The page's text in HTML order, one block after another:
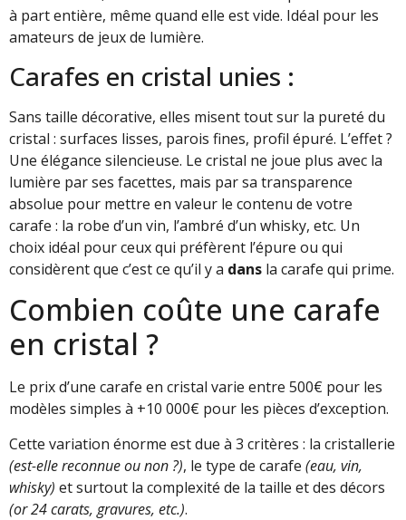
à part entière, même quand elle est vide. Idéal pour les
amateurs de jeux de lumière.
Carafes en cristal unies :
Sans taille décorative, elles misent tout sur la pureté du
cristal : surfaces lisses, parois fines, profil épuré. L’effet ?
Une élégance silencieuse. Le cristal ne joue plus avec la
lumière par ses facettes, mais par sa transparence
absolue pour mettre en valeur le contenu de votre
carafe : la robe d’un vin, l’ambré d’un whisky, etc. Un
choix idéal pour ceux qui préfèrent l’épure ou qui
considèrent que c’est ce qu’il y a dans la carafe qui prime.
Combien coûte une carafe
en cristal ?
Le prix d’une carafe en cristal varie entre 500€ pour les
modèles simples à +10 000€ pour les pièces d’exception.
Cette variation énorme est due à 3 critères : la cristallerie
(est-elle reconnue ou non ?), le type de carafe (eau, vin,
whisky) et surtout la complexité de la taille et des décors
(or 24 carats, gravures, etc.).